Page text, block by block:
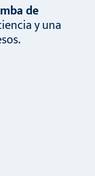
de
y una